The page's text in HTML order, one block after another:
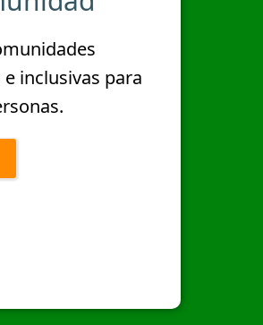
inclusivas para